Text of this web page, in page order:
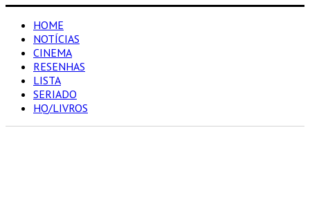
HOME
NOTÍCIAS
CINEMA
RESENHAS
LISTA
SERIADO
HQ/LIVROS